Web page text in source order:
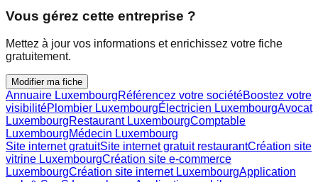
Vous gérez cette entreprise ?
Mettez à jour vos informations et enrichissez votre fiche
gratuitement.
Modifier ma fiche
Annuaire LuxembourgRéférencez votre sociétéBoostez votre
visibilitéPlombier LuxembourgÉlectricien LuxembourgAvocat
LuxembourgRestaurant LuxembourgComptable
LuxembourgMédecin Luxembourg
Site internet gratuitSite internet gratuit restaurantCréation site
vitrine LuxembourgCréation site e-commerce
LuxembourgCréation site internet LuxembourgApplication